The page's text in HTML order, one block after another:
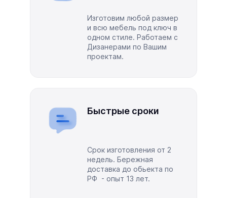
Изготовим любой размер
и всю мебель под ключ в
одном стиле. Работаем с
Дизанерами по Вашим
проектам.
Быстрые сроки
Срок изготовления от 2
недель. Бережная
доставка до обьекта по
РФ - опыт 13 лет.